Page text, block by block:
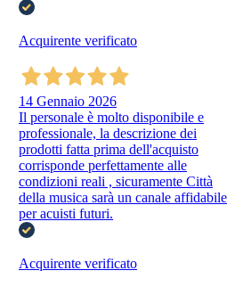
Acquirente verificato
14 Gennaio 2026
Il personale è molto disponibile e
professionale, la descrizione dei
prodotti fatta prima dell'acquisto
corrisponde perfettamente alle
condizioni reali , sicuramente Città
della musica sarà un canale affidabile
per acuisti futuri.
Acquirente verificato